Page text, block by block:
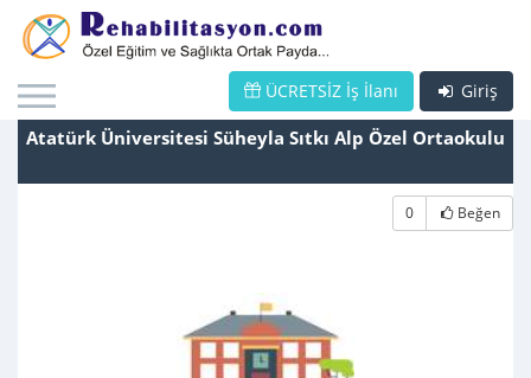
Giriş
ÜCRETSİZ İş İlanı
Atatürk Üniversitesi Süheyla Sıtkı Alp Özel Ortaokulu
0 Beğen